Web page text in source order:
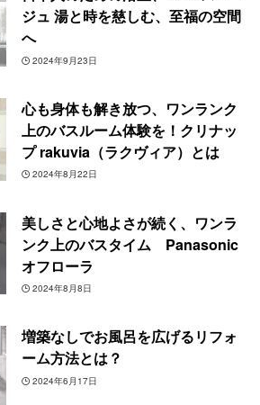
ジュ 湯と時を慈しむ、至福の空間
へ
2024年9月23日
心も身体も解き放つ、ワンランク
上のバスルーム体験を！クリナッ
プ rakuvia（ラクヴィア）とは
2024年8月22日
美しさと心地よさが続く、ワンラ
ンク上のバスタイム Panasonic
オフローラ
2024年8月8日
増築なしでお風呂を広げるリフォ
ーム方法とは？
2024年6月17日